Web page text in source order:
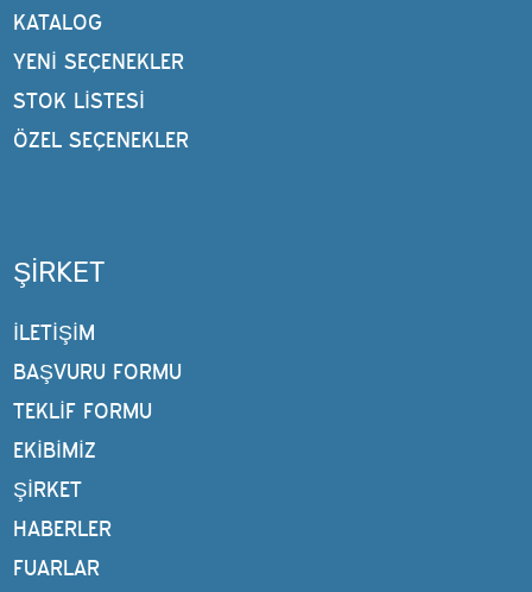
KATALOG
YENI SEÇENEKLER
STOK LISTESI
ÖZEL SEÇENEKLER
ŞIRKET
İLETİŞİM
BAŞVURU FORMU
TEKLIF FORMU
EKIBIMIZ
ŞIRKET
HABERLER
FUARLAR